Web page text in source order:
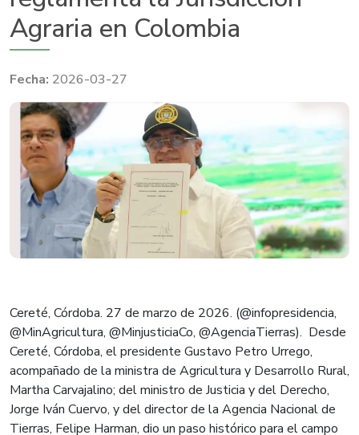
Agraria en Colombia
2026-03-27
Cereté, Córdoba. 27 de marzo de 2026. (@infopresidencia,
@MinAgricultura, @MinjusticiaCo, @AgenciaTierras). Desde
Cereté, Córdoba, el presidente Gustavo Petro Urrego,
acompañado de la ministra de Agricultura y Desarrollo Rural,
Martha Carvajalino; del ministro de Justicia y del Derecho,
Jorge Iván Cuervo, y del director de la Agencia Nacional de
Tierras, Felipe Harman, dio un paso histórico para el campo